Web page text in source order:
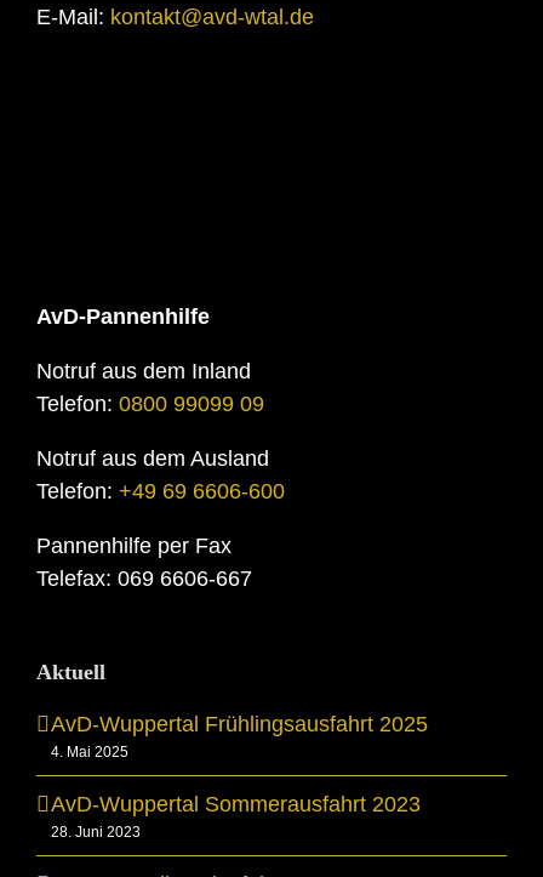
E-Mail: kontakt@avd-wtal.de
AvD-Pannenhilfe
Notruf aus dem Inland
Telefon: 0800 99099 09
Notruf aus dem Ausland
Telefon: +49 69 6606-600
Pannenhilfe per Fax
Telefax: 069 6606-667
Aktuell
AvD-Wuppertal Frühlingsausfahrt 2025
4. Mai 2025
AvD-Wuppertal Sommerausfahrt 2023
28. Juni 2023